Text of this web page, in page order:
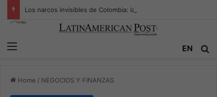
Menu EN
Home / NEGOCIOS Y FINANZAS